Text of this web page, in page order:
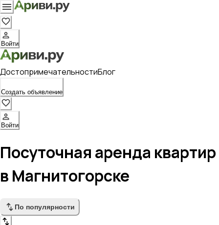
Войти
ДостопримечательностиБлог
Создать объявление
Войти
Посуточная аренда квартир
в Магнитогорске
По популярности